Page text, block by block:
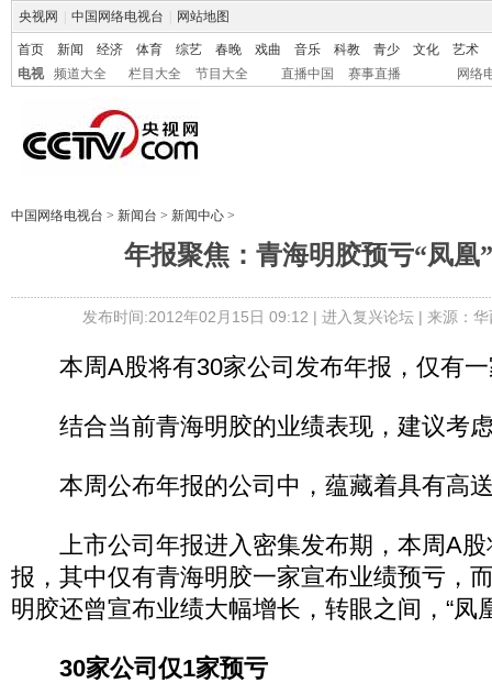
央视网 中国网络电视台 网站地图
首页 新闻 经济 体育 综艺 春晚 戏曲 音乐 科教 青少 文化
艺术
电视
频道大全 栏目大全 节目大全 直播中国 赛事直播 网络
中国网络电视台 > 新闻台 > 新闻中心 >
年报聚焦：青海明胶预亏“凤凰
发布时间:2012年02月15日 09:12 | 进入复兴论坛| 来源：
本周A股将有30家公司发布年报，仅有一
结合当前青海明胶的业绩表现，建议考
本周公布年报的公司中，蕴藏着具有高
上市公司年报进入密集发布期，本周A股
报，其中仅有青海明胶一家宣布业绩预亏，
明胶还曾宣布业绩大幅增长，转眼之间，“凤
30家公司仅1家预亏